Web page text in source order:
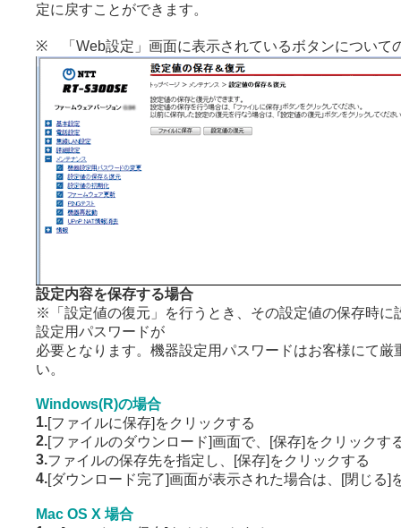
定に戻すことができます。
※ 「Web設定」画面に表示されているボタンについて
設定内容を保存する場合
※「設定値の復元」を行うとき、その設定値の保存時に
設定用パスワードが
必要となります。機器設定用パスワードはお客様にて厳
い。
Windows(R)の場合
1. [ファイルに保存]をクリックする
2. [ファイルのダウンロード]画面で、[保存]をクリックす
3.ファイルの保存先を指定し、[保存]をクリックする
4. [ダウンロード完了]画面が表示された場合は、[閉じる]
Mac OS X 場合